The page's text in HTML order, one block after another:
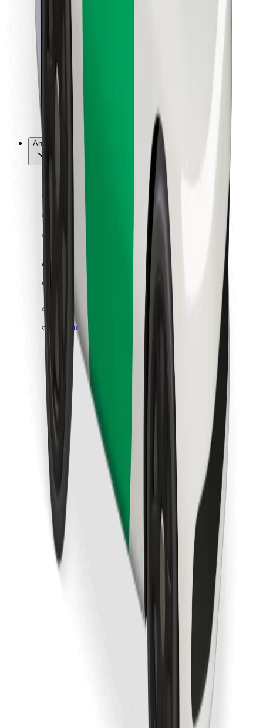
For leveringspersoner
Bolt Food
For flådeejere
Bolt for Business
Andet
Leverandører
Sikkerhed
Få en tur på få minutter!
Download Bolt-appen
Download Bolt Food-appen